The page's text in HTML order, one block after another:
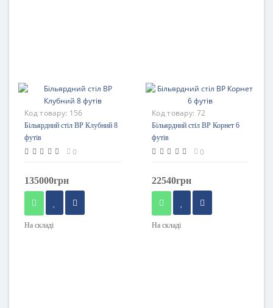
Код товару: 156
Більярдний стіл BP Клубний 8
футів
0
135000грн
На складі
Код товару: 72
Більярдний стіл BP Корнет 6
футів
0
22540грн
На складі